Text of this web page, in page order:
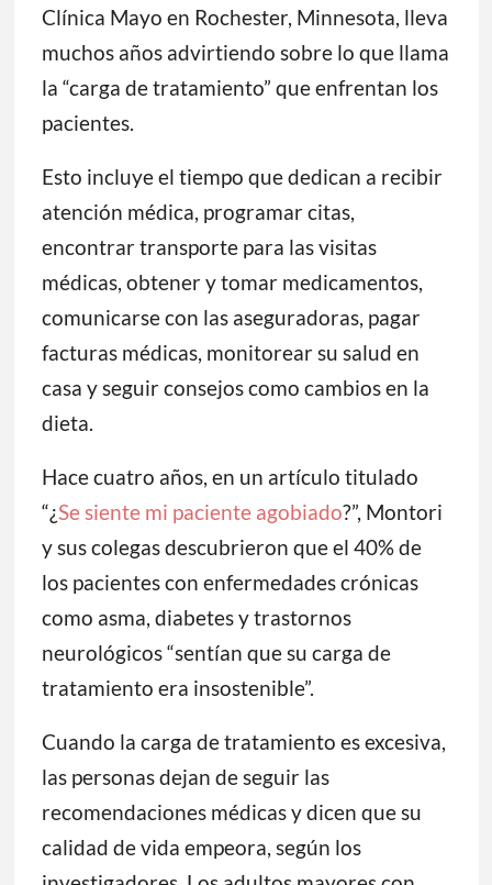
Clínica Mayo en Rochester, Minnesota, lleva
muchos años advirtiendo sobre lo que llama
la “carga de tratamiento” que enfrentan los
pacientes.
Esto incluye el tiempo que dedican a recibir
atención médica, programar citas,
encontrar transporte para las visitas
médicas, obtener y tomar medicamentos,
comunicarse con las aseguradoras, pagar
facturas médicas, monitorear su salud en
casa y seguir consejos como cambios en la
dieta.
Hace cuatro años, en un artículo titulado
“¿Se siente mi paciente agobiado?”, Montori
y sus colegas descubrieron que el 40% de
los pacientes con enfermedades crónicas
como asma, diabetes y trastornos
neurológicos “sentían que su carga de
tratamiento era insostenible”.
Cuando la carga de tratamiento es excesiva,
las personas dejan de seguir las
recomendaciones médicas y dicen que su
calidad de vida empeora, según los